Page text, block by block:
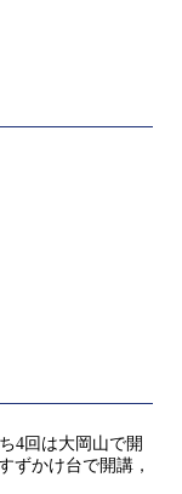
4回は大岡山で開
ずかけ台で開講，